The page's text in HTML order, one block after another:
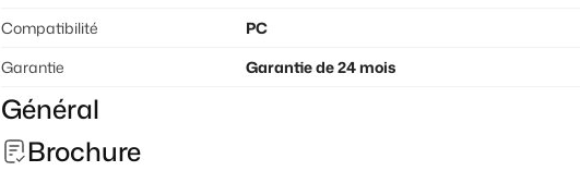
Compatibilité
PC
Garantie
Garantie de 24 mois
Général
Brochure